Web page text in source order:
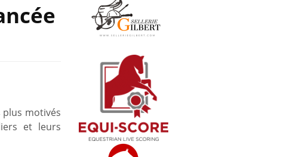
plus motivés
et leurs